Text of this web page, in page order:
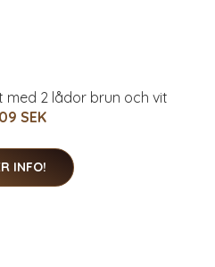
med 2 lådor brun och vit
SEK
INFO!